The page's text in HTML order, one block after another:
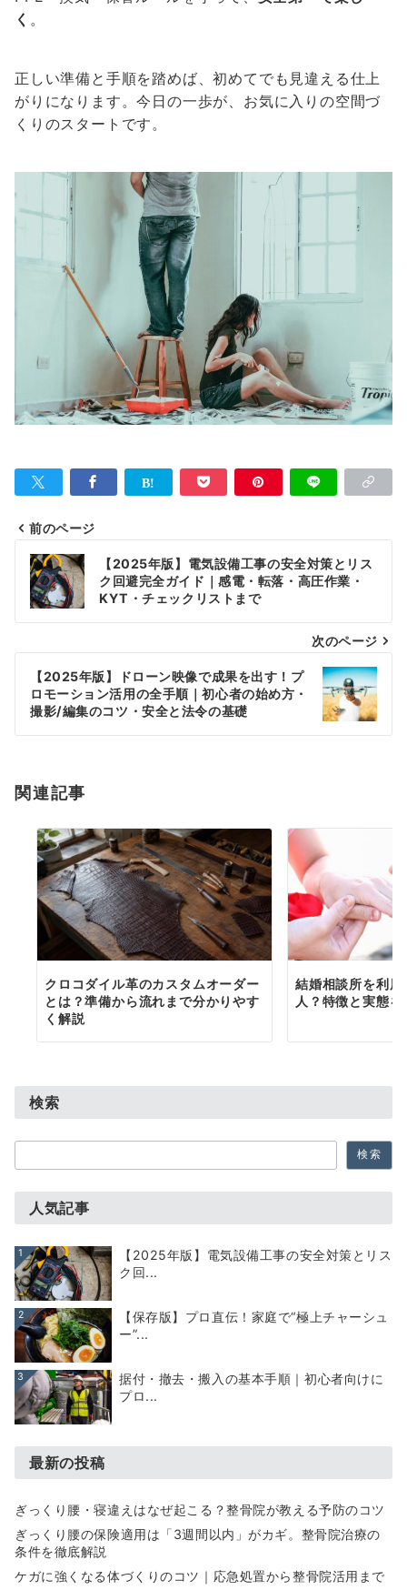
く 。
正しい準備と手順を踏めば、初めてでも見違える仕上
がりになります。今日の一歩が、お気に入りの空間づ
くりのスタートです。
投
稿
ナ
ビ
ー
シ
ン
前のページ
【2025年版】電気設備工事の安全対策とリス
ク回避完全ガイド｜感電・転落・高圧作業・
KYT・チェックリストまで
次のページ
【2025年版】ドローン映像で成果を出す！プ
ロモーション活用の全手順｜初心者の始め方・
撮影/編集のコツ・安全と法令の基礎
関連記事
クロコダイル革のカスタムオーダー
とは？準備から流れまで分かりやす
く解説
結婚相談所を利
人？特徴と実態
検索
索
検索
人気記事
1
【2025年版】電気設備工事の安全対策とリス
ク回...
2
【保存版】プロ直伝！家庭で“極上チャーシュ
ー”...
3
据付・撤去・搬入の基本手順｜初心者向けに
プロ...
最新の投稿
ぎっくり腰・寝違えはなぜ起こる？整骨院が教える予防のコツ
ぎっくり腰の保険適用は「3週間以内」がカギ。整骨院治療の
条件を徹底解説
ケガに強くなる体づくりのコツ｜応急処置から整骨院活用まで